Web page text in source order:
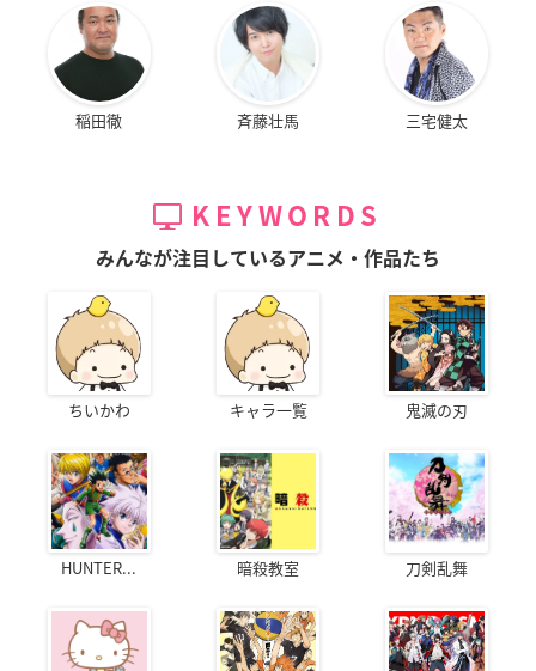
稲田徹 斉藤壮馬 三宅健太
KEYWORDS
みんなが注目しているアニメ・作品たち
ちいかわ キャラ一覧 鬼滅の刃
HUNTER... 暗殺教室 刀剣乱舞